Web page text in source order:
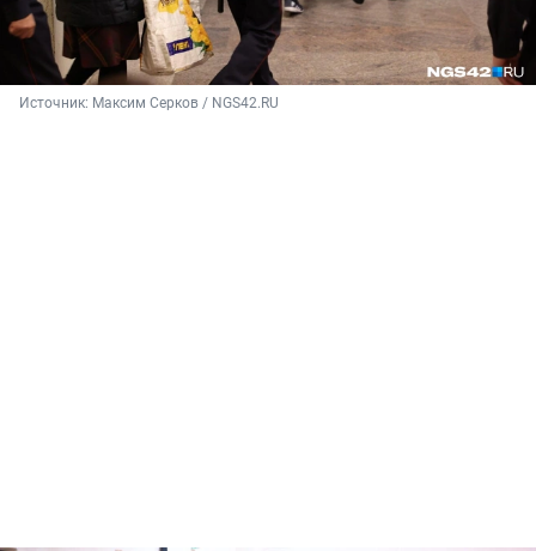
Источник: Максим Серков / NGS42.RU